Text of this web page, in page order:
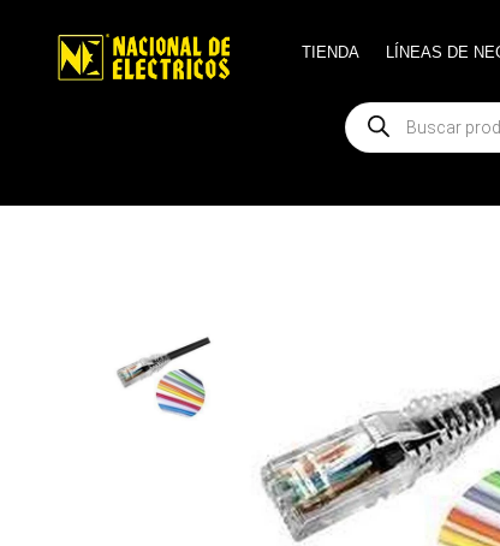
TIENDA LÍNEAS DE
Búsqueda
de
productos
TIENDA LÍNEAS DE
Búsqueda
de
productos